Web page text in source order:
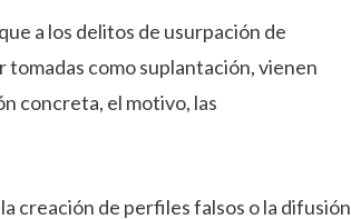
a los delitos de usurpación de
tomadas como suplantación, vienen
concreta, el motivo, las
creación de perfiles falsos o la difusión